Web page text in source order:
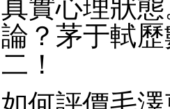
真實心理狀
論？茅于軾
二！